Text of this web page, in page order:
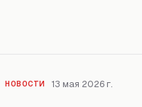
НОВОСТИ 13 мая 2026 г.